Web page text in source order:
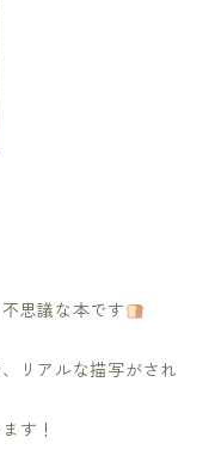
思議な本です
リアルな描写がされ
す！